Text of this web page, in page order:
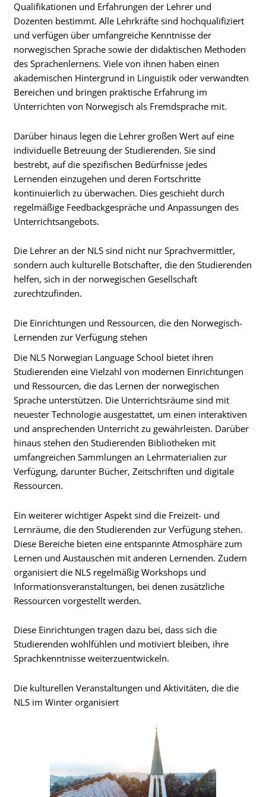
Qualifikationen und Erfahrungen der Lehrer und
Dozenten bestimmt. Alle Lehrkräfte sind hochqualifiziert
und verfügen über umfangreiche Kenntnisse der
norwegischen Sprache sowie der didaktischen Methoden
des Sprachenlernens. Viele von ihnen haben einen
akademischen Hintergrund in Linguistik oder verwandten
Bereichen und bringen praktische Erfahrung im
Unterrichten von Norwegisch als Fremdsprache mit.
Darüber hinaus legen die Lehrer großen Wert auf eine
individuelle Betreuung der Studierenden. Sie sind
bestrebt, auf die spezifischen Bedürfnisse jedes
Lernenden einzugehen und deren Fortschritte
kontinuierlich zu überwachen. Dies geschieht durch
regelmäßige Feedbackgespräche und Anpassungen des
Unterrichtsangebots.
Die Lehrer an der NLS sind nicht nur Sprachvermittler,
sondern auch kulturelle Botschafter, die den Studierenden
helfen, sich in der norwegischen Gesellschaft
zurechtzufinden.
Die Einrichtungen und Ressourcen, die den Norwegisch-
Lernenden zur Verfügung stehen
Die NLS Norwegian Language School bietet ihren
Studierenden eine Vielzahl von modernen Einrichtungen
und Ressourcen, die das Lernen der norwegischen
Sprache unterstützen. Die Unterrichtsräume sind mit
neuester Technologie ausgestattet, um einen interaktiven
und ansprechenden Unterricht zu gewährleisten. Darüber
hinaus stehen den Studierenden Bibliotheken mit
umfangreichen Sammlungen an Lehrmaterialien zur
Verfügung, darunter Bücher, Zeitschriften und digitale
Ressourcen.
Ein weiterer wichtiger Aspekt sind die Freizeit- und
Lernräume, die den Studierenden zur Verfügung stehen.
Diese Bereiche bieten eine entspannte Atmosphäre zum
Lernen und Austauschen mit anderen Lernenden. Zudem
organisiert die NLS regelmäßig Workshops und
Informationsveranstaltungen, bei denen zusätzliche
Ressourcen vorgestellt werden.
Diese Einrichtungen tragen dazu bei, dass sich die
Studierenden wohlfühlen und motiviert bleiben, ihre
Sprachkenntnisse weiterzuentwickeln.
Die kulturellen Veranstaltungen und Aktivitäten, die die
NLS im Winter organisiert